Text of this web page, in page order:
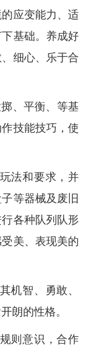
应变能力、适
基础。养成好
细心、乐于合
、平衡、等基
技能技巧，使
法和要求，并
等器械及废旧
各种队列队形
美、表现美的
机智、勇敢、
朗的性格。
则意识，合作